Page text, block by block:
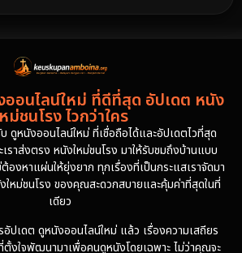
1997
1985
1978
อนไลน์ใหม่ ที่ดีที่สุด อัปเดต หนัง
ม่ชนโรง ไวกว่าใคร
ดูหนังออนไลน์ใหม่ ที่เชื่อถือได้และอัปเดตไวที่สุด
ราส่งตรง หนังใหม่ชนโรง มาให้รับชมถึงบ้านแบบ
องหาแผ่นให้ยุ่งยาก ทุกเรื่องที่เป็นกระแสเราจัดมา
ใหม่ชนโรง ของคุณสะดวกสบายและคุ้มค่าที่สุดในที่
เดียว
อัปเดต ดูหนังออนไลน์ใหม่ แล้ว เรื่องความเสถียร
งใจพัฒนามาเพื่อคนดูหนังโดยเฉพาะ ไม่ว่าคุณจะ